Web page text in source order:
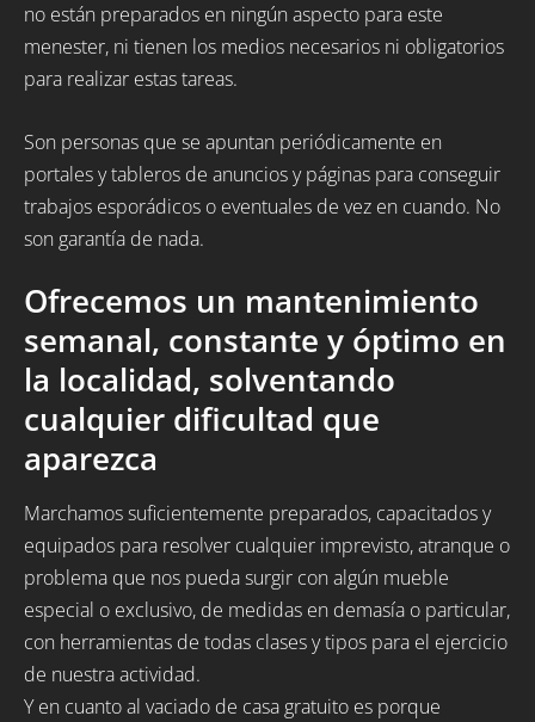
no están preparados en ningún aspecto para este
menester, ni tienen los medios necesarios ni obligatorios
para realizar estas tareas.
Son personas que se apuntan periódicamente en
portales y tableros de anuncios y páginas para conseguir
trabajos esporádicos o eventuales de vez en cuando. No
son garantía de nada.
Ofrecemos un mantenimiento
semanal, constante y óptimo en
la localidad, solventando
cualquier dificultad que
aparezca
Marchamos suficientemente preparados, capacitados y
equipados para resolver cualquier imprevisto, atranque o
problema que nos pueda surgir con algún mueble
especial o exclusivo, de medidas en demasía o particular,
con herramientas de todas clases y tipos para el ejercicio
de nuestra actividad.
Y en cuanto al vaciado de casa gratuito es porque